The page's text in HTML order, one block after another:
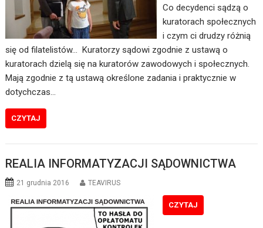
Co decydenci sądzą o
kuratorach społecznych
i czym ci drudzy różnią
się od filatelistów… Kuratorzy sądowi zgodnie z ustawą o
kuratorach dzielą się na kuratorów zawodowych i społecznych.
Mają zgodnie z tą ustawą określone zadania i praktycznie w
dotychczas…
CZYTAJ
REALIA INFORMATYZACJI SĄDOWNICTWA
21 grudnia 2016 TEAVIRUS
CZYTAJ